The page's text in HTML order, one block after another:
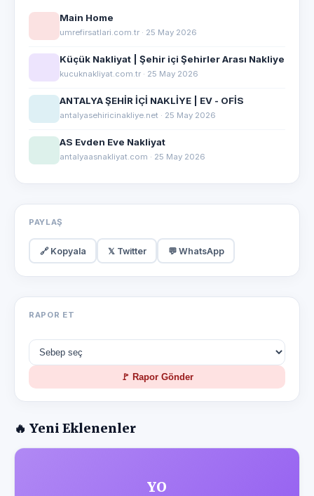
Main Home
umrefirsatlari.com.tr · 25 May 2026
Küçük Nakliyat | Şehir içi Şehirler Arası Nakliye
kucuknakliyat.com.tr · 25 May 2026
ANTALYA ŞEHİR İÇİ NAKLİYE | EV - OFİS
antalyasehiricinakliye.net · 25 May 2026
AS Evden Eve Nakliyat
antalyaasnakliyat.com · 25 May 2026
PAYLAŞ
🔗 Kopyala 𝕏 Twitter 💬 WhatsApp
RAPOR ET
🚩 Rapor Gönder
🔥 Yeni Eklenenler
YO